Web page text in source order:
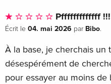
Pfffffffffffff !!!
Écrit le 04. mai 2026 par Bibo.
À la base, je cherchais un
désespérément de
pour essayer au moins de